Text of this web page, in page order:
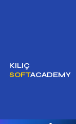
SOFTACADEMY
KILIÇ